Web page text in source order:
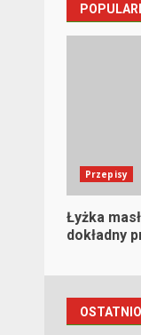
Przepisy
Łyżka
dokładny